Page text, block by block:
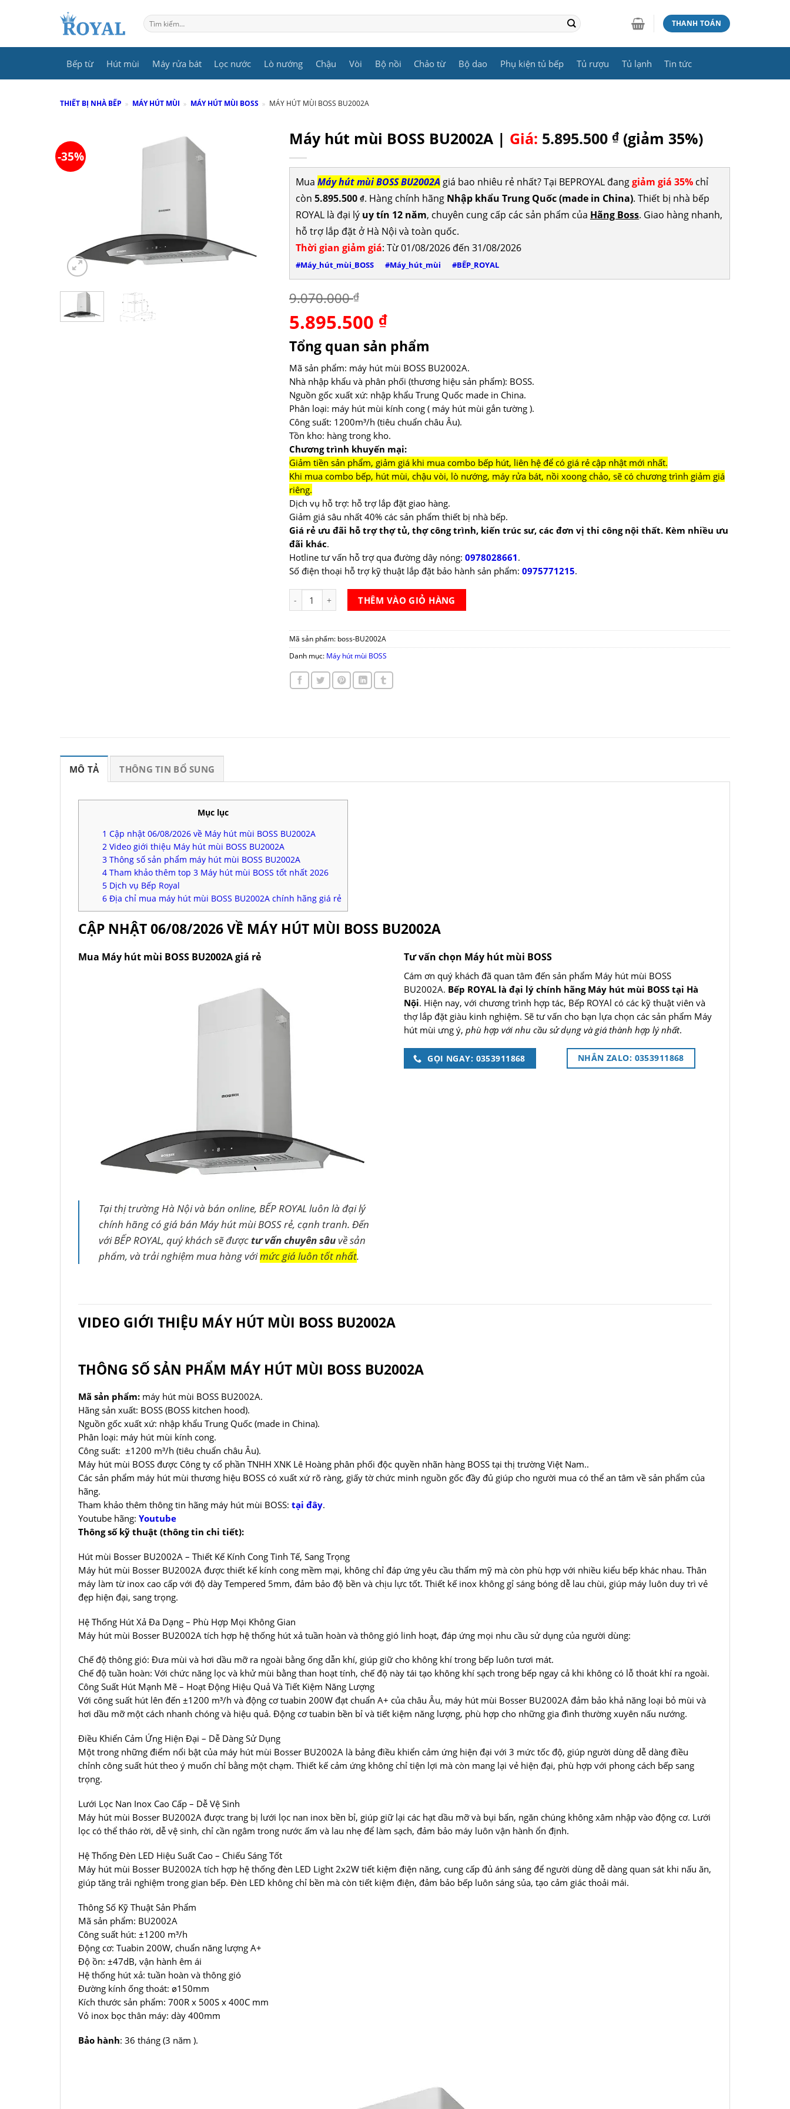
Tìm
kiếm:
THANH TOÁN
Bếp từ Hút mùi Máy rửa bát Lọc nước Lò nướng Chậu Vòi Bộ nồi Chảo từ Bộ dao Phụ kiện tủ bếp Tủ rượu Tủ lạnh Tin tức
THIẾT BỊ NHÀ BẾP » MÁY HÚT MÙI » MÁY HÚT MÙI BOSS » MÁY HÚT MÙI BOSS BU2002A
-35%
Máy hút mùi BOSS BU2002A | Giá: 5.895.500 ₫(giảm 35%)
Mua Máy hút mùi BOSS BU2002A giá bao nhiêu rẻ nhất? Tại BEPROYAL đanggiảm giá 35%chỉ
còn 5.895.500 ₫. Hàng chính hãng Nhập khẩu Trung Quốc (made in China). Thiết bị nhà bếp
ROYAL là đại lý uy tín 12 năm, chuyên cung cấp các sản phẩm của Hãng Boss. Giao hàng nhanh,
hỗ trợ lắp đặt ở Hà Nội và toàn quốc.
Thời gian giảm giá: Từ 01/08/2026 đến 31/08/2026
#Máy_hút_mùi_BOSS #Máy_hút_mùi #BẾP_ROYAL
9.070.000₫
Giá
gốc
là:
9.070.000 ₫.
5.895.500 ₫Giá
tại
là:
5.895.500 ₫.
Tổng quan sản phẩm
Mã sản phẩm: máy hút mùi BOSS BU2002A.
Nhà nhập khẩu và phân phối (thương hiệu sản phẩm): BOSS.
Nguồn gốc xuất xứ: nhập khẩu Trung Quốc made in China.
Phân loại: máy hút mùi kính cong ( máy hút mùi gắn tường ).
Công suất: 1200m³/h (tiêu chuẩn châu Âu).
Tồn kho: hàng trong kho.
Chương trình khuyến mại:
Giảm tiền sản phẩm, giảm giá khi mua combo bếp hút, liên hệ để có giá rẻ cập nhật mới nhất.
Khi mua combo bếp, hút mùi, chậu vòi, lò nướng, máy rửa bát, nồi xoong chảo, sẽ có chương trình giảm giá
riêng.
Dịch vụ hỗ trợ: hỗ trợ lắp đặt giao hàng.
Giảm giá sâu nhất 40% các sản phẩm thiết bị nhà bếp.
Giá rẻ ưu đãi hỗ trợ thợ tủ, thợ công trình, kiến trúc sư, các đơn vị thi công nội thất. Kèm nhiều ưu
đãi khác.
Hotline tư vấn hỗ trợ qua đường dây nóng: 0978028661.
Số điện thoại hỗ trợ kỹ thuật lắp đặt bảo hành sản phẩm: 0975771215.
Máy hút mùi BOSS BU2002A số lượng
THÊM VÀO GIỎ HÀNG
Mã sản phẩm: boss-BU2002A
Danh mục: Máy hút mùi BOSS
MÔ TẢ THÔNG TIN BỔ SUNG
Mục lục
1 Cập nhật 06/08/2026 về Máy hút mùi BOSS BU2002A
2 Video giới thiệu Máy hút mùi BOSS BU2002A
3 Thông số sản phẩm máy hút mùi BOSS BU2002A
4 Tham khảo thêm top 3 Máy hút mùi BOSS tốt nhất 2026
5 Dịch vụ Bếp Royal
6 Địa chỉ mua máy hút mùi BOSS BU2002A chính hãng giá rẻ
CẬP NHẬT 06/08/2026 VỀ MÁY HÚT MÙI BOSS BU2002A
Mua Máy hút mùi BOSS BU2002A giá rẻ
Tại thị trường Hà Nội và bán online, BẾP ROYAL luôn là đại lý
chính hãng có giá bán Máy hút mùi BOSS rẻ, cạnh tranh. Đến
với BẾP ROYAL, quý khách sẽ đượctư vấn chuyên sâuvề sản
phẩm, và trải nghiệm mua hàng vớimức giá luôn tốt nhất.
Tư vấn chọn Máy hút mùi BOSS
Cám ơn quý khách đã quan tâm đến sản phẩm Máy hút mùi BOSS
BU2002A. Bếp ROYAL là đại lý chính hãng Máy hút mùi BOSS tại Hà
Nội. Hiện nay, với chương trình hợp tác, Bếp ROYAl có các kỹ thuật viên và
thợ lắp đặt giàu kinh nghiệm. Sẽ tư vấn cho bạn lựa chọn các sản phẩm Máy
hút mùi ưng ý, phù hợp với nhu cầu sử dụng và giá thành hợp lý nhất.
GỌI NGAY: 0353911868 NHẮN ZALO: 0353911868
VIDEO GIỚI THIỆU MÁY HÚT MÙI BOSS BU2002A
THÔNG SỐ SẢN PHẨM MÁY HÚT MÙI BOSS BU2002A
Mã sản phẩm: máy hút mùi BOSS BU2002A.
Hãng sản xuất: BOSS (BOSS kitchen hood).
Nguồn gốc xuất xứ: nhập khẩu Trung Quốc (made in China).
Phân loại: máy hút mùi kính cong.
Công suất: ±1200 m³/h (tiêu chuẩn châu Âu).
Máy hút mùi BOSS được Công ty cổ phần TNHH XNK Lê Hoàng phân phối độc quyền nhãn hàng BOSS tại thị trường Việt Nam..
Các sản phẩm máy hút mùi thương hiệu BOSS có xuất xứ rõ ràng, giấy tờ chức minh nguồn gốc đầy đủ giúp cho người mua có thể an tâm về sản phẩm của
hãng.
Tham khảo thêm thông tin hãng máy hút mùi BOSS: tại đây.
Youtube hãng: Youtube
Thông số kỹ thuật (thông tin chi tiết):
Hút mùi Bosser BU2002A – Thiết Kế Kính Cong Tinh Tế, Sang Trọng
Máy hút mùi Bosser BU2002A được thiết kế kính cong mềm mại, không chỉ đáp ứng yêu cầu thẩm mỹ mà còn phù hợp với nhiều kiểu bếp khác nhau. Thân
máy làm từ inox cao cấp với độ dày Tempered 5mm, đảm bảo độ bền và chịu lực tốt. Thiết kế inox không gỉ sáng bóng dễ lau chùi, giúp máy luôn duy trì vẻ
đẹp hiện đại, sang trọng.
Hệ Thống Hút Xả Đa Dạng – Phù Hợp Mọi Không Gian
Máy hút mùi Bosser BU2002A tích hợp hệ thống hút xả tuần hoàn và thông gió linh hoạt, đáp ứng mọi nhu cầu sử dụng của người dùng:
Chế độ thông gió: Đưa mùi và hơi dầu mỡ ra ngoài bằng ống dẫn khí, giúp giữ cho không khí trong bếp luôn tươi mát.
Chế độ tuần hoàn: Với chức năng lọc và khử mùi bằng than hoạt tính, chế độ này tái tạo không khí sạch trong bếp ngay cả khi không có lỗ thoát khí ra ngoài.
Công Suất Hút Mạnh Mẽ – Hoạt Động Hiệu Quả Và Tiết Kiệm Năng Lượng
Với công suất hút lên đến ±1200 m³/h và động cơ tuabin 200W đạt chuẩn A+ của châu Âu, máy hút mùi Bosser BU2002A đảm bảo khả năng loại bỏ mùi và
hơi dầu mỡ một cách nhanh chóng và hiệu quả. Động cơ tuabin bền bỉ và tiết kiệm năng lượng, phù hợp cho những gia đình thường xuyên nấu nướng.
Điều Khiển Cảm Ứng Hiện Đại – Dễ Dàng Sử Dụng
Một trong những điểm nổi bật của máy hút mùi Bosser BU2002A là bảng điều khiển cảm ứng hiện đại với 3 mức tốc độ, giúp người dùng dễ dàng điều
chỉnh công suất hút theo ý muốn chỉ bằng một chạm. Thiết kế cảm ứng không chỉ tiện lợi mà còn mang lại vẻ hiện đại, phù hợp với phong cách bếp sang
trọng.
Lưới Lọc Nan Inox Cao Cấp – Dễ Vệ Sinh
Máy hút mùi Bosser BU2002A được trang bị lưới lọc nan inox bền bỉ, giúp giữ lại các hạt dầu mỡ và bụi bẩn, ngăn chúng không xâm nhập vào động cơ. Lưới
lọc có thể tháo rời, dễ vệ sinh, chỉ cần ngâm trong nước ấm và lau nhẹ để làm sạch, đảm bảo máy luôn vận hành ổn định.
Hệ Thống Đèn LED Hiệu Suất Cao – Chiếu Sáng Tốt
Máy hút mùi Bosser BU2002A tích hợp hệ thống đèn LED Light 2x2W tiết kiệm điện năng, cung cấp đủ ánh sáng để người dùng dễ dàng quan sát khi nấu ăn,
giúp tăng trải nghiệm trong gian bếp. Đèn LED không chỉ bền mà còn tiết kiệm điện, đảm bảo bếp luôn sáng sủa, tạo cảm giác thoải mái.
Thông Số Kỹ Thuật Sản Phẩm
Mã sản phẩm: BU2002A
Công suất hút: ±1200 m³/h
Động cơ: Tuabin 200W, chuẩn năng lượng A+
Độ ồn: ±47dB, vận hành êm ái
Hệ thống hút xả: tuần hoàn và thông gió
Đường kính ống thoát: ø150mm
Kích thước sản phẩm: 700R x 500S x 400C mm
Vỏ inox bọc thân máy: dày 400mm
Bảo hành: 36 tháng (3 năm ).